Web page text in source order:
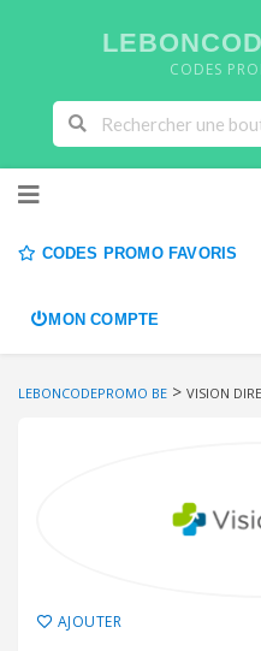
CODES
CODES PROMO FAVORIS
MON COMPTE
LEBONCODEPROMO BE > VISION
AJOUTER